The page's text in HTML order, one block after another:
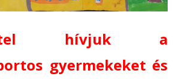
hívjuk a
gyermekeket és